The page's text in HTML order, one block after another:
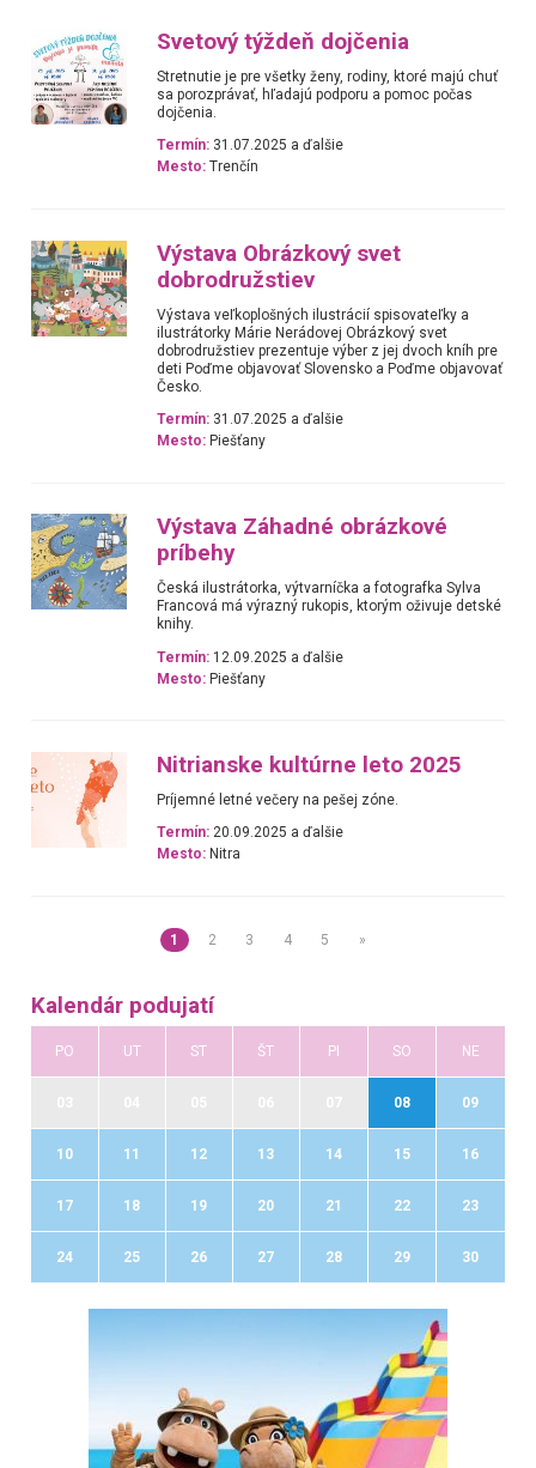
Svetový týždeň dojčenia
Stretnutie je pre všetky ženy, rodiny, ktoré majú chuť
sa porozprávať, hľadajú podporu a pomoc počas
dojčenia.
Termín: 31.07.2025 a ďalšie
Mesto: Trenčín
Výstava Obrázkový svet
dobrodružstiev
Výstava veľkoplošných ilustrácií spisovateľky a
ilustrátorky Márie Nerádovej Obrázkový svet
dobrodružstiev prezentuje výber z jej dvoch kníh pre
deti Poďme objavovať Slovensko a Poďme objavovať
Česko.
Termín: 31.07.2025 a ďalšie
Mesto: Piešťany
Výstava Záhadné obrázkové
príbehy
Česká ilustrátorka, výtvarníčka a fotografka Sylva
Francová má výrazný rukopis, ktorým oživuje detské
knihy.
Termín: 12.09.2025 a ďalšie
Mesto: Piešťany
Nitrianske kultúrne leto 2025
Príjemné letné večery na pešej zóne.
Termín: 20.09.2025 a ďalšie
Mesto: Nitra
1 2 3 4 5 »
Kalendár podujatí
PO UT ST ŠT PI SO NE
08 09
10 11 12 13 14 15 16
17 18 19 20 21 22 23
24 25 26 27 28 29 30